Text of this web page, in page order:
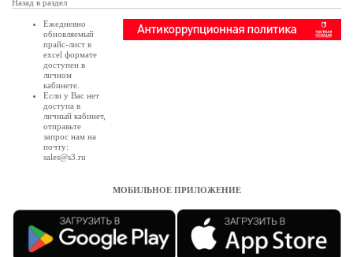
Назад в раздел
Ежедневно
обновляемый
прайс-лист в
excel формате
доступен в
личном
кабинете
Если у Вас нет
доступа в
личный кабинет,
отправьте
запрос нам на
почту:
sales@s3.ru
МОБИЛЬНОЕ ПРИЛОЖЕНИЕ